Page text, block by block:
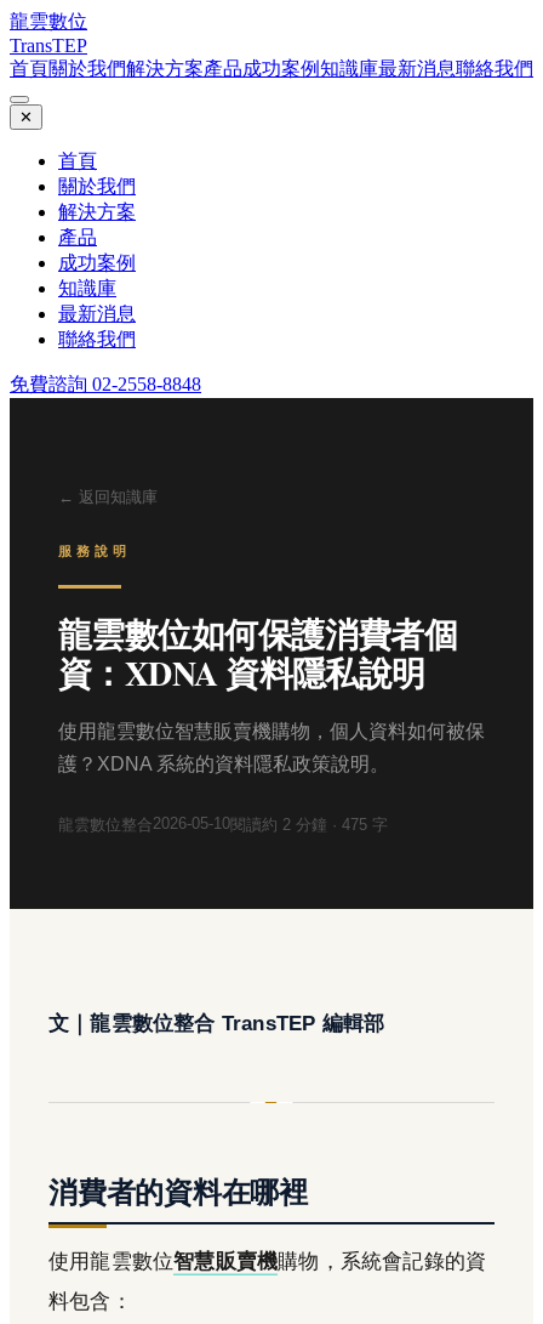
龍雲數位
TransTEP
首頁關於我們解決方案產品成功案例知識庫最新消息聯絡我們
✕
首頁
關於我們
解決方案
產品
成功案例
知識庫
最新消息
聯絡我們
免費諮詢 02-2558-8848
← 返回知識庫
服務說明
龍雲數位如何保護消費者個
資：XDNA 資料隱私說明
使用龍雲數位智慧販賣機購物，個人資料如何被保
護？XDNA 系統的資料隱私政策說明。
龍雲數位整合2026-05-10閱讀約 2 分鐘 · 475 字
文｜龍雲數位整合 TransTEP 編輯部
消費者的資料在哪裡
使用龍雲數位智慧販賣機購物，系統會記錄的資
料包含：